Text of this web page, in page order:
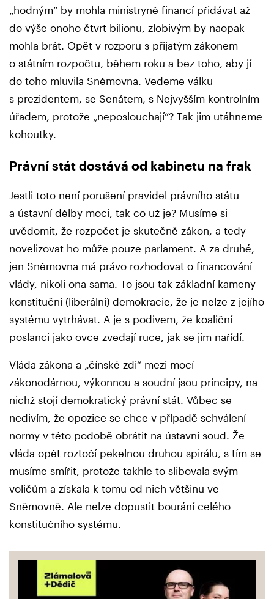
„hodným“ by mohla ministryně financí přidávat až
do výše onoho čtvrt bilionu, zlobivým by naopak
mohla brát. Opět v rozporu s přijatým zákonem
o státním rozpočtu, během roku a bez toho, aby jí
do toho mluvila Sněmovna. Vedeme válku
s prezidentem, se Senátem, s Nejvyšším kontrolním
úřadem, protože „neposlouchají“? Tak jim utáhneme
kohoutky.
Právní stát dostává od kabinetu na frak
Jestli toto není porušení pravidel právního státu
a ústavní dělby moci, tak co už je? Musíme si
uvědomit, že rozpočet je skutečně zákon, a tedy
novelizovat ho může pouze parlament. A za druhé,
jen Sněmovna má právo rozhodovat o financování
vlády, nikoli ona sama. To jsou tak základní kameny
konstituční (liberální) demokracie, že je nelze z jejího
systému vytrhávat. A je s podivem, že koaliční
poslanci jako ovce zvedají ruce, jak se jim nařídí.
Vláda zákona a „čínské zdi“ mezi mocí
zákonodárnou, výkonnou a soudní jsou principy, na
nichž stojí demokratický právní stát. Vůbec se
nedivím, že opozice se chce v případě schválení
normy v této podobě obrátit na ústavní soud. Že
vláda opět roztočí pekelnou druhou spirálu, s tím se
musíme smířit, protože takhle to slibovala svým
voličům a získala k tomu od nich většinu ve
Sněmovně. Ale nelze dopustit bourání celého
konstitučního systému.